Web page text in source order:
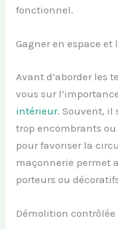
fonctionnel.
Gagner en espace
Avant d’aborder les
vous sur
intérieur. Souvent, il
trop encombrants ou
pour favoriser la
maçonnerie permet
porteurs ou
Démolition contrôlée